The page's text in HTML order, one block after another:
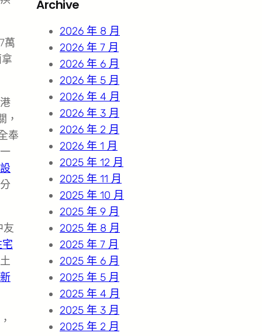
萬
，
奉
友
新
c
Archive
2026 年 8 月
2026 年 7 月
2026 年 6 月
2026 年 5 月
2026 年 4 月
2026 年 3 月
2026 年 2 月
2026 年 1 月
2025 年 12 月
2025 年 11 月
2025 年 10 月
2025 年 9 月
2025 年 8 月
2025 年 7 月
2025 年 6 月
2025 年 5 月
2025 年 4 月
2025 年 3 月
2025 年 2 月